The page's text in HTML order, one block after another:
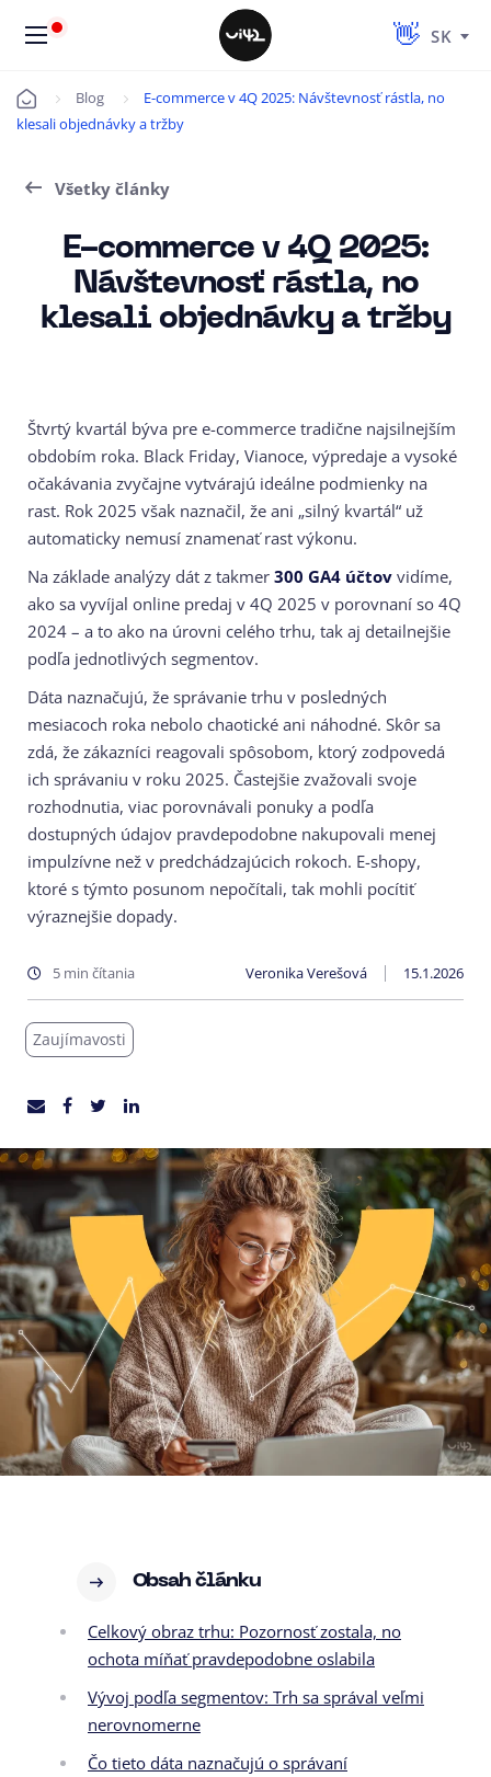
SK
Úvod Blog
E-commerce v 4Q 2025: Návštevnosť rástla, no
klesali objednávky a tržby
Všetky články
E-commerce v 4Q 2025:
Návštevnosť rástla, no
klesali objednávky a tržby
Štvrtý kvartál býva pre e-commerce tradične najsilnejším
obdobím roka. Black Friday, Vianoce, výpredaje a vysoké
očakávania zvyčajne vytvárajú ideálne podmienky na
rast. Rok 2025 však naznačil, že ani „silný kvartál“ už
automaticky nemusí znamenať rast výkonu.
Na základe analýzy dát z takmer 300 GA4 účtov vidíme,
ako sa vyvíjal online predaj v 4Q 2025 v porovnaní so 4Q
2024 – a to ako na úrovni celého trhu, tak aj detailnejšie
podľa jednotlivých segmentov.
Dáta naznačujú, že správanie trhu v posledných
mesiacoch roka nebolo chaotické ani náhodné. Skôr sa
zdá, že zákazníci reagovali spôsobom, ktorý zodpovedá
ich správaniu v roku 2025. Častejšie zvažovali svoje
rozhodnutia, viac porovnávali ponuky a podľa
dostupných údajov pravdepodobne nakupovali menej
impulzívne než v predchádzajúcich rokoch. E-shopy,
ktoré s týmto posunom nepočítali, tak mohli pocítiť
výraznejšie dopady.
5 min čítania Veronika Verešová 15.1.2026
Zaujímavosti
Obsah článku
Celkový obraz trhu: Pozornosť zostala, no
ochota míňať pravdepodobne oslabila
Vývoj podľa segmentov: Trh sa správal veľmi
nerovnomerne
Čo tieto dáta naznačujú o správaní